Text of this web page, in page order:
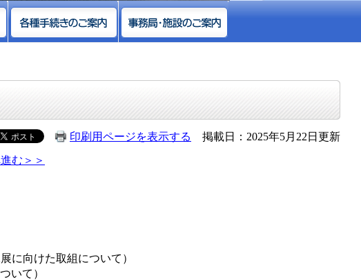
印刷用ページを表示する
掲載日：2025年5月22日更新
む＞＞
向けた取組について）
いて）